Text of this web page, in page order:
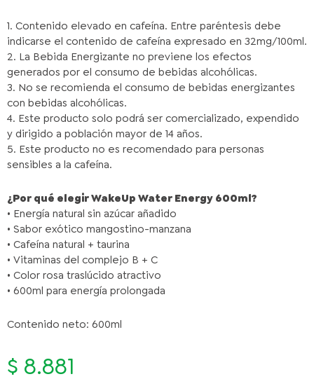
1. Contenido elevado en cafeína. Entre paréntesis debe
indicarse el contenido de cafeína expresado en 32mg/100ml.
2. La Bebida Energizante no previene los efectos
generados por el consumo de bebidas alcohólicas.
3. No se recomienda el consumo de bebidas energizantes
con bebidas alcohólicas.
4. Este producto solo podrá ser comercializado, expendido
y dirigido a población mayor de 14 años.
5. Este producto no es recomendado para personas
sensibles a la cafeína.
¿Por qué elegir WakeUp Water Energy 600ml?
• Energía natural sin azúcar añadido
• Sabor exótico mangostino-manzana
• Cafeína natural + taurina
• Vitaminas del complejo B + C
• Color rosa traslúcido atractivo
• 600ml para energía prolongada
Contenido neto: 600ml
$ 8.881